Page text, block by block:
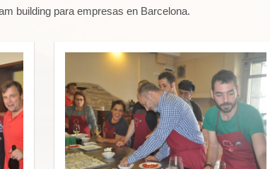
building para empresas en Barcelona.